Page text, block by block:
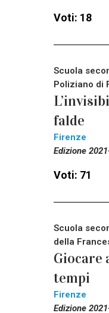
Voti: 18
Scuola
Poliziano di
falde
Firenze
Edizione
Voti: 71
Scuola
della
Giocare
tempi
Firenze
Edizione